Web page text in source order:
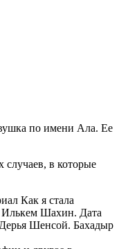
по имени Ала. Ее
случаев, в которые
Как я стала
Илькем Шахин. Дата
Шенсой. Бахадыр